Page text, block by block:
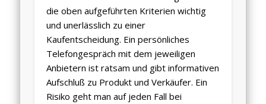
die oben aufgeführten Kriterien wichtig
und unerlässlich zu einer
Kaufentscheidung. Ein persönliches
Telefongespräch mit dem jeweiligen
Anbietern ist ratsam und gibt informativen
Aufschluß zu Produkt und Verkäufer. Ein
Risiko geht man auf jeden Fall bei